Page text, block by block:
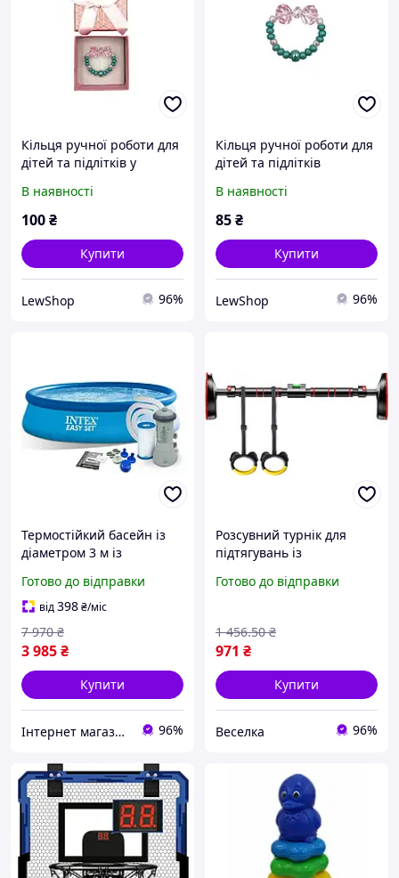
Кільця ручної роботи для
дітей та підлітків у
В наявності
100₴
Купити
LewShop 96%
Кільця ручної роботи для
дітей та підлітків
В наявності
85₴
Купити
LewShop 96%
Термостійкий басейн із
діаметром 3 м із
фільтрацією для дітей із
системою фільтрації
Готово до відправки
від398₴/міс
3 985₴
7 970 ₴
Купити
Інтернет магазин «Smart Life» 96%
Розсувний турнік для
підтягувань із
та гойдалкою для дітей і
Готово до відправки
971 ₴
1 456.50 ₴
Купити
Веселка 96%